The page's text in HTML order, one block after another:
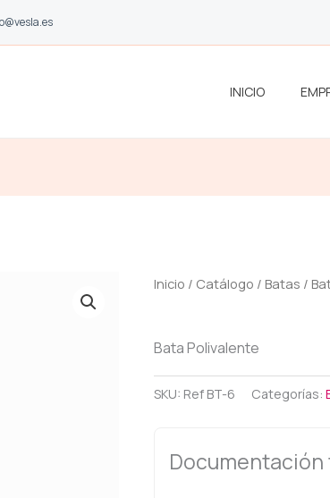
INICIO
Inicio / Catálogo / Batas /
Bata Polivalente
SKU: Ref BT-6 Categorías: